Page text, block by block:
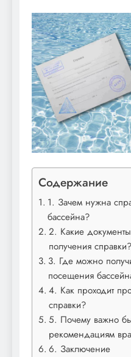
Содержание
1. Зачем нужна
бассейна?
2. Какие
получения справки?
3. Где можно
посещения
4. Как проходит
справки?
5. Почему важно
рекомендациям
6. Заключение